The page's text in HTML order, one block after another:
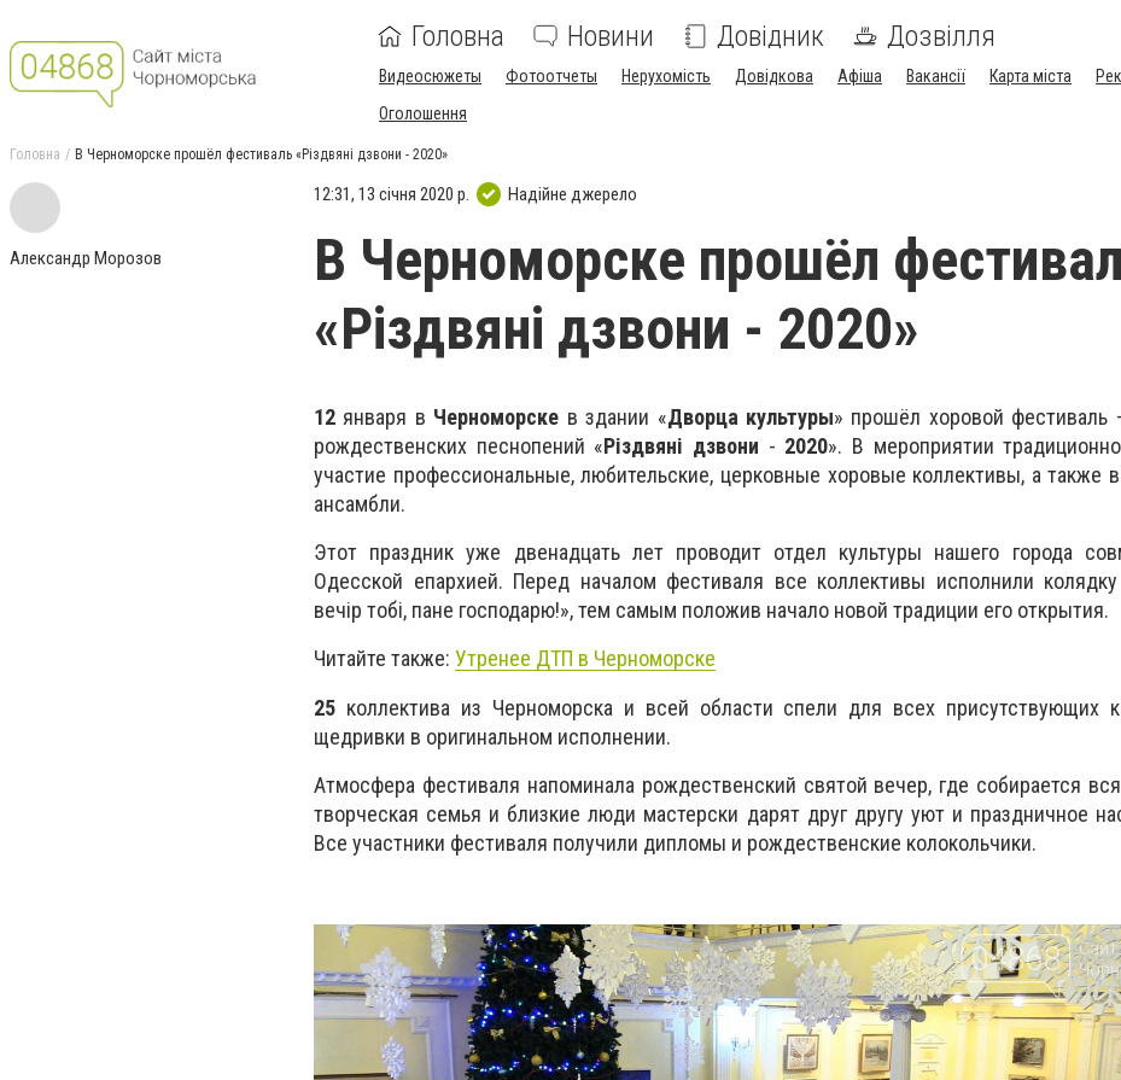
Головна Новини Довідник Дозвілля
Видеосюжеты Фотоотчеты Нерухомість Довідкова Афіша Вакансії Карта міста
Оголошення
Головна В Черноморске прошёл фестиваль «Різдвяні дзвони - 2020»
Александр Морозов
12:31, 13 січня 2020 р. Надійне джерело
В Черноморске прошёл
«Різдвяні дзвони - 2020»
12 января в Черноморске в здании «Дворца культуры» прошёл хоровой фестиваль
рождественских песнопений «Різдвяні дзвони - 2020». В мероприятии
участие профессиональные, любительские, церковные хоровые коллективы, а также
ансамбли.
Этот праздник уже двенадцать лет проводит отдел культуры нашего города
Одесской епархией. Перед началом фестиваля все коллективы исполнили
вечір тобі, пане господарю!», тем самым положив начало новой традиции его открытия.
Читайте также: Утренее ДТП в Черноморске
25 коллектива из Черноморска и всей области спели для всех присутствующих
щедривки в оригинальном исполнении.
Атмосфера фестиваля напоминала рождественский святой вечер, где собирается
творческая семья и близкие люди мастерски дарят друг другу уют и праздничное
Все участники фестиваля получили дипломы и рождественские колокольчики.